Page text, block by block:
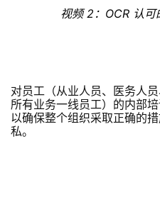
视频 2：OCR 认
对员工（从业人员、医务人
所有业务一线员工）的内部
以确保整个组织采取正确的
私。